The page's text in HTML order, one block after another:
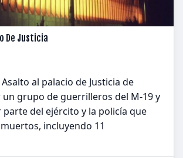
De Justicia
Asalto al palacio de Justicia de
un grupo de guerrilleros del M-19 y
del ejército y la policía que
incluyendo 11